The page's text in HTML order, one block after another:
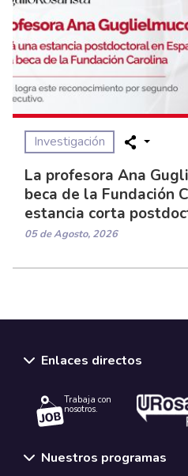
Investigación
La profesora Ana
beca de la Fundación
estancia corta
05 de Agosto, 2026
Enlaces directos
Trabaja con
nosotros.
Nuestros programas